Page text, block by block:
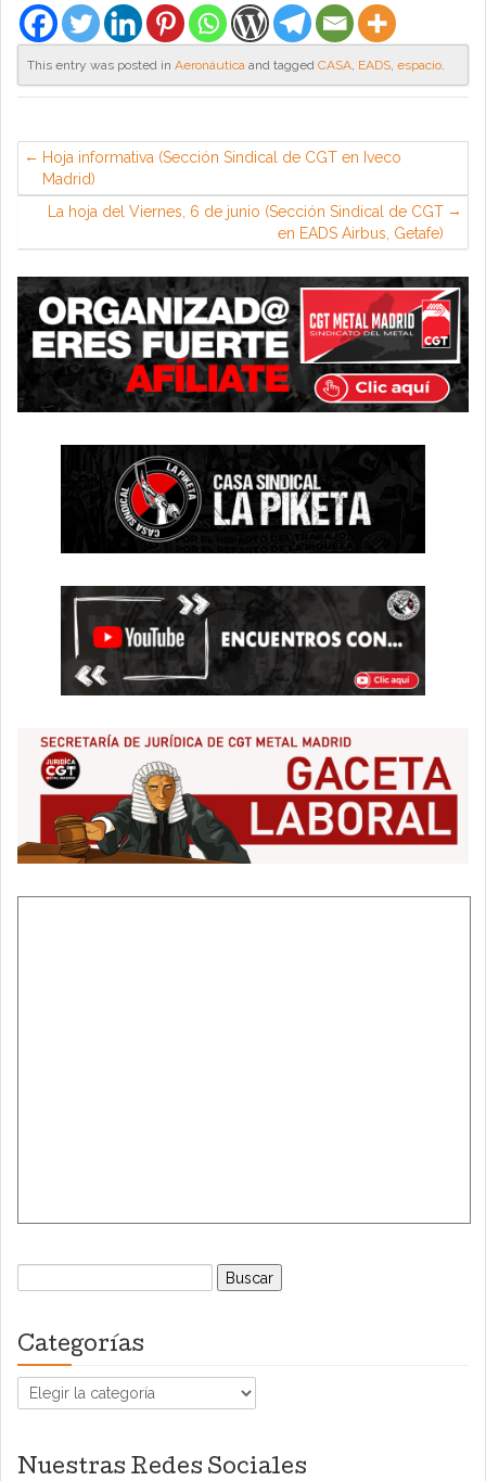
This entry was posted in Aeronáutica and tagged CASA EADS espacio
Hoja informativa (Sección Sindical de CGT en Iveco
Madrid)
La hoja del Viernes, 6 de junio (Sección Sindical de CGT
en EADS Airbus, Getafe)
Buscar:
Categorías
Categorías
Nuestras Redes Sociales